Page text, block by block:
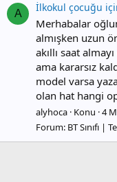
A İlkokul çocuğu
Merhabalar
almışken uzun
akıllı saat
ama kararsız
model varsa
olan hat hangi
alyhoca Konu 4
Forum: BT Sınıfı |